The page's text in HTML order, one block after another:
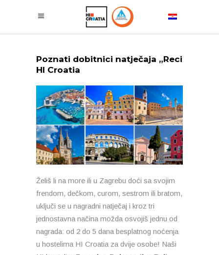
Poznati dobitnici natječaja „Reci
HI Croatia
Želiš li na more ili u Zagrebu doći sa svojim
frendom, dečkom, curom, sestrom ili bratom,
uključi se u nagradni natječaj i kroz tri
jednostavna načina možda osvojiš jednu od
nagrada: od 2 do 5 dana besplatnog noćenja
u hostelima HI Croatia za dvije osobe! Naši